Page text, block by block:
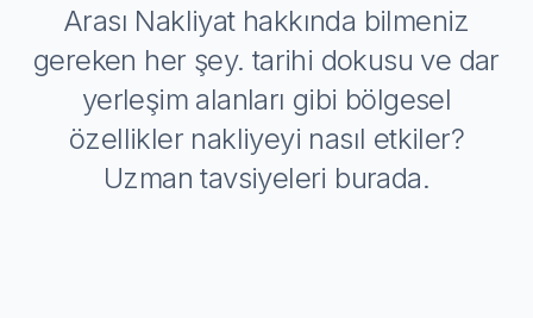
Arası Nakliyat hakkında bilmeniz
gereken her şey. tarihi dokusu ve dar
yerleşim alanları gibi bölgesel
özellikler nakliyeyi nasıl etkiler?
Uzman tavsiyeleri burada.